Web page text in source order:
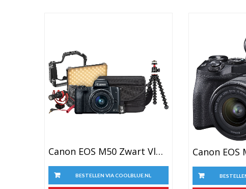
Canon EOS M50 Zwart Vlogkit
BESTELLEN VIA COOLBLUE.NL